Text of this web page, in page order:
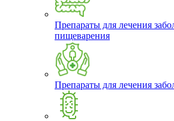
Препараты для лечения
пищеварения
Препараты для лечения